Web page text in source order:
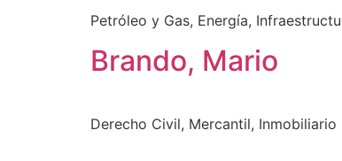
Petróleo y Gas, Energía,
Brando, Mario
Derecho Civil, Mercantil, Inmobiliario